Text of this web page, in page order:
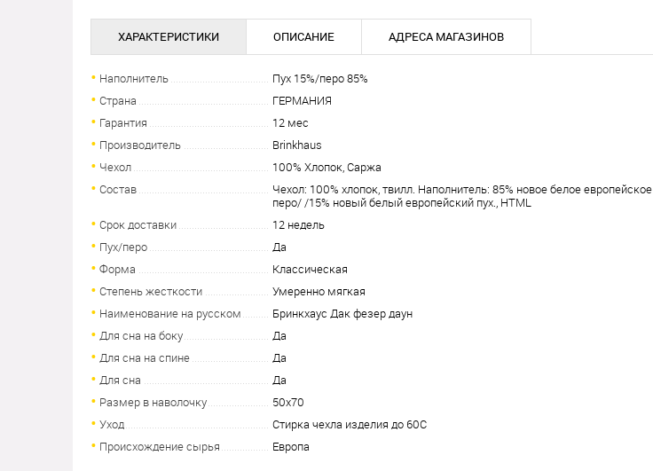
ХАРАКТЕРИСТИКИ ОПИСАНИЕ АДРЕСА МАГАЗИНОВ
Наполнитель
Пух 15%/перо 85%
Страна
ГЕРМАНИЯ
Гарантия
12 мес
Производитель
Brinkhaus
Чехол
100% Хлопок, Саржа
Состав
Чехол: 100% хлопок, твилл. Наполнитель: 85% новое белое европейское
перо/ /15% новый белый европейский пух., HTML
Срок доставки
12 недель
Пух/перо
Да
Форма
Классическая
Степень жесткости
Умеренно мягкая
Наименование на русском
Бринкхаус Дак фезер даун
Для сна на боку
Да
Для сна на спине
Да
Для сна
Да
Размер в наволочку
50х70
Уход
Стирка чехла изделия до 60С
Происхождение сырья
Европа